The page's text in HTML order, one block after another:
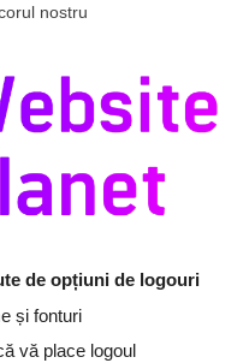
nostru
de opțiuni de logouri
și fonturi
vă place logoul